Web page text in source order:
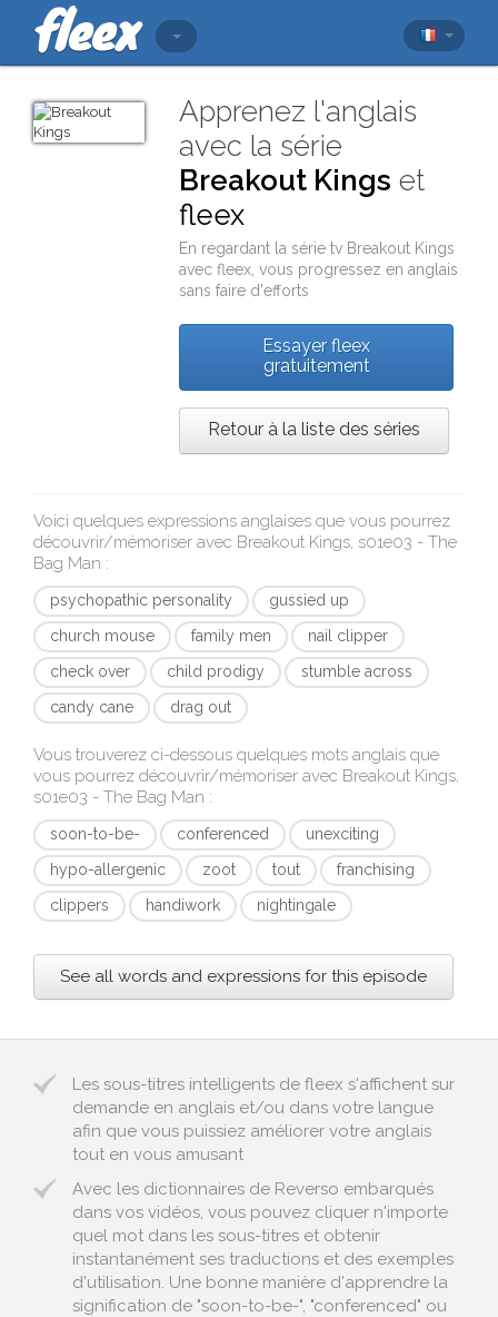
Apprenez l'anglais
avec la série
Breakout Kings et
fleex
En regardant la série tv Breakout Kings
avecfleex , vous progressez en anglais
sans faire d'efforts
Essayer fleex
gratuitement
Retour à la liste des séries
Voici quelques expressions anglaises que vous pourrez
découvrir/mémoriser avec Breakout Kings, s01e03 - The
Bag Man :
psychopathic personality
gussied up
church mouse
family men
nail clipper
check over
child prodigy
stumble across
candy cane
drag out
Vous trouverez ci-dessous quelques mots anglais que
vous pourrez découvrir/mémoriser avec Breakout Kings,
s01e03 - The Bag Man :
soon-to-be- conferenced
unexciting
hypo-allergenic
zoot tout
franchising
clippers
handiwork nightingale
See all words and expressions for this episode
Les sous-titres intelligents de fleex s'affichent sur
demande en anglais et/ou dans votre langue
afin que vous puissiez améliorer votre anglais
tout en vous amusant
Avec les dictionnaires de Reverso embarqués
dans vos vidéos, vous pouvez cliquer n'importe
quel mot dans les sous-titres et obtenir
instantanément ses traductions et des exemples
d'utilisation. Une bonne manière d'apprendre la
signification de "soon-to-be-", "conferenced" ou